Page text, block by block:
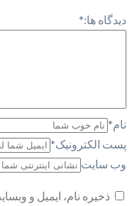
دیدگاه ها:*
نام*
پست الکترونیک*
وب سایت
ذخیره نام، ایمیل و